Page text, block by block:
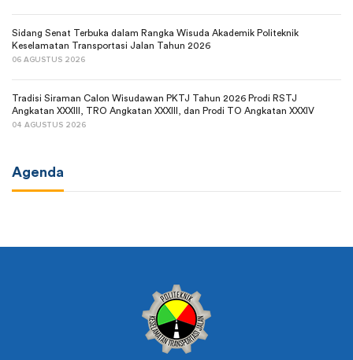
Sidang Senat Terbuka dalam Rangka Wisuda Akademik Politeknik
Keselamatan Transportasi Jalan Tahun 2026
06 AGUSTUS 2026
Tradisi Siraman Calon Wisudawan PKTJ Tahun 2026 Prodi RSTJ
Angkatan XXXIII, TRO Angkatan XXXIII, dan Prodi TO Angkatan XXXIV
04 AGUSTUS 2026
Agenda